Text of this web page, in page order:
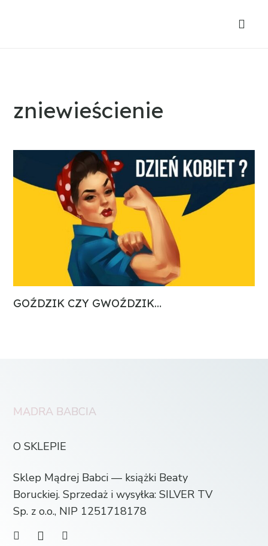
zniewieścienie
GOŹDZIK CZY GWOŹDZIK…
MĄDRA BABCIA
O SKLEPIE
Sklep Mądrej Babci — książki Beaty
Boruckiej. Sprzedaż i wysyłka: SILVER TV
Sp. z o.o., NIP 1251718178